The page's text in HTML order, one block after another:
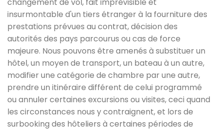
insurmontable d'un tiers étranger à la fourniture des
prestations prévues au contrat, décision des
autorités des pays parcourus ou cas de force
majeure. Nous pouvons être amenés à substituer un
hôtel, un moyen de transport, un bateau à un autre,
modifier une catégorie de chambre par une autre,
prendre un itinéraire différent de celui programmé
ou annuler certaines excursions ou visites, ceci quand
les circonstances nous y contraignent, et lors de
surbooking des hôteliers à certaines périodes de